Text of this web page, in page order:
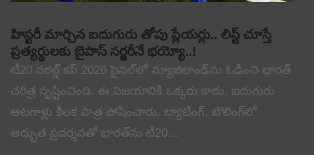
హిస్టరీ మార్చిన ఐదుగురు తోపు ప్లేయర్లు.. లిస్ట్ చూస్తే
ప్రత్యర్థులకు బైపాస్ సర్జరీనే భయ్యో..!
టీ20 వరల్డ్ కప్ 2026 ఫైనల్‌లో న్యూజిలాండ్‌ను ఓడించి భారత్
చరిత్ర సృష్టించింది. ఈ విజయానికి ఒక్కరు కాదు, ఐదుగురు
ఆటగాళ్లు కీలక పాత్ర పోషించారు. బ్యాటింగ్, బౌలింగ్‌లో
అద్భుత ప్రదర్శనతో భారత్‌ను టీ20…